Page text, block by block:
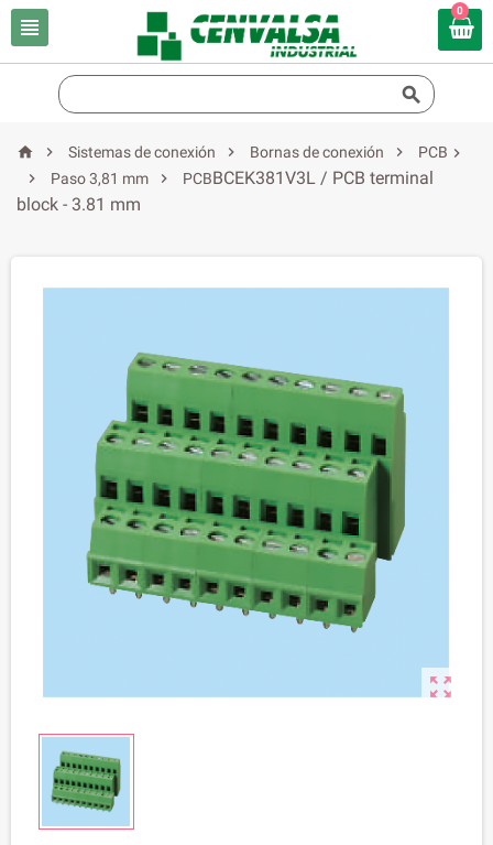

0

  Sistemas de conexión  Bornas de conexión 
PCB

Paso 3,81 mm  PCB

BCEK381V3L / PCB terminal
block - 3.81 mm
